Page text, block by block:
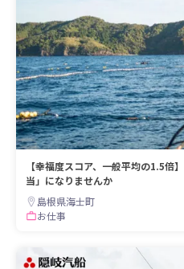
【幸福度スコア、一般平均の1.5倍
当」になりませんか
島根県海士町
お仕事